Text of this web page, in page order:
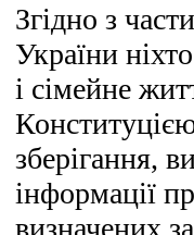
Згідно з
України
і сімейне
зберігання,
інформації
визначених